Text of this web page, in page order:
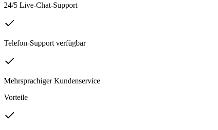
24/5 Live-Chat-Support
Telefon-Support verfügbar
Mehrsprachiger Kundenservice
Vorteile